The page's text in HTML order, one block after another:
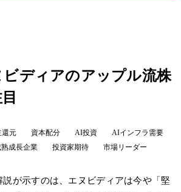
ビディアのアップル流株
還元 資本配分 AI投資
AIインフラ需要
熟成長企業 投資家期待 市場リーダー
が示すのは、エヌビディアは今や「堅